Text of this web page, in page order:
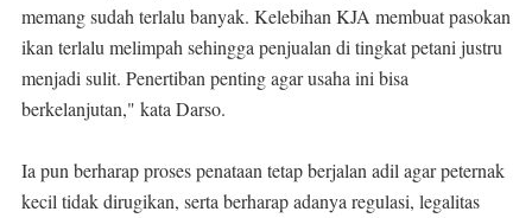
memang sudah terlalu banyak. Kelebihan KJA membuat pasokan
ikan terlalu melimpah sehingga penjualan di tingkat petani justru
menjadi sulit. Penertiban penting agar usaha ini bisa
berkelanjutan," kata Darso.
Ia pun berharap proses penataan tetap berjalan adil agar peternak
kecil tidak dirugikan, serta berharap adanya regulasi, legalitas